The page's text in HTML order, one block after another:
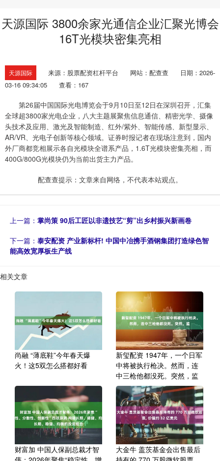
天源国际 3800余家光通信企业汇聚光博会
16T光模块密集亮相
天源国际 来源：股票配资杠杆平台 网站：配查查
日期：2026-
03-16 09:34:05
查看：167
第26届中国国际光电博览会于9月10日至12日在深圳召开，汇集
全球超3800家光电企业，八大主题展聚焦信息通信、精密光学、摄像
头技术及应用、激光及智能制造、红外/紫外、智能传感、新型显示、
AR/VR、光电子创新等核心领域。证券时报记者在现场注意到，国内
外厂商都竞相展示各自光模块全谱系产品，1.6T光模块密集亮相，而
400G/800G光模块仍为当前出货主力产品。
配查查提示：文章来自网络，不代表本站观点。
上一篇： 掌尚策 90后工匠以非遗技艺“剪”出乡村振兴新画卷
下一篇： 泰安配资 产业新标杆! 中国中冶携手酒钢集团打造绿色智
能高效宽厚板生产线
相关文章
尚融 “薄底鞋”今年春天爆
火！这5双怎么搭都好看
新玺配资 1947年，一个日军
中将被执行枪决。然而，连
中三枪他都没死。突然，监
财富加 中国人保副总裁才智
大金牛 盖茨基金会出售最后